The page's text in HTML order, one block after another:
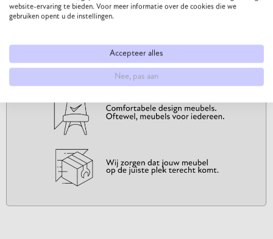
website-ervaring te bieden. Voor meer informatie over de cookies die we
gebruiken opent u de instellingen.
Accepteer alles
Nee, pas aan